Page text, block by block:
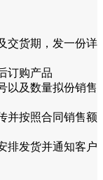
交货期，发一份详
订购产品
以及数量拟份销售
并按照合同销售额
排发货并通知客户